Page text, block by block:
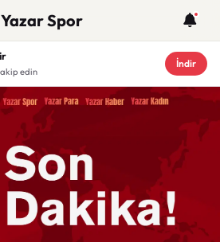
Yazar Spor
edin
İndir